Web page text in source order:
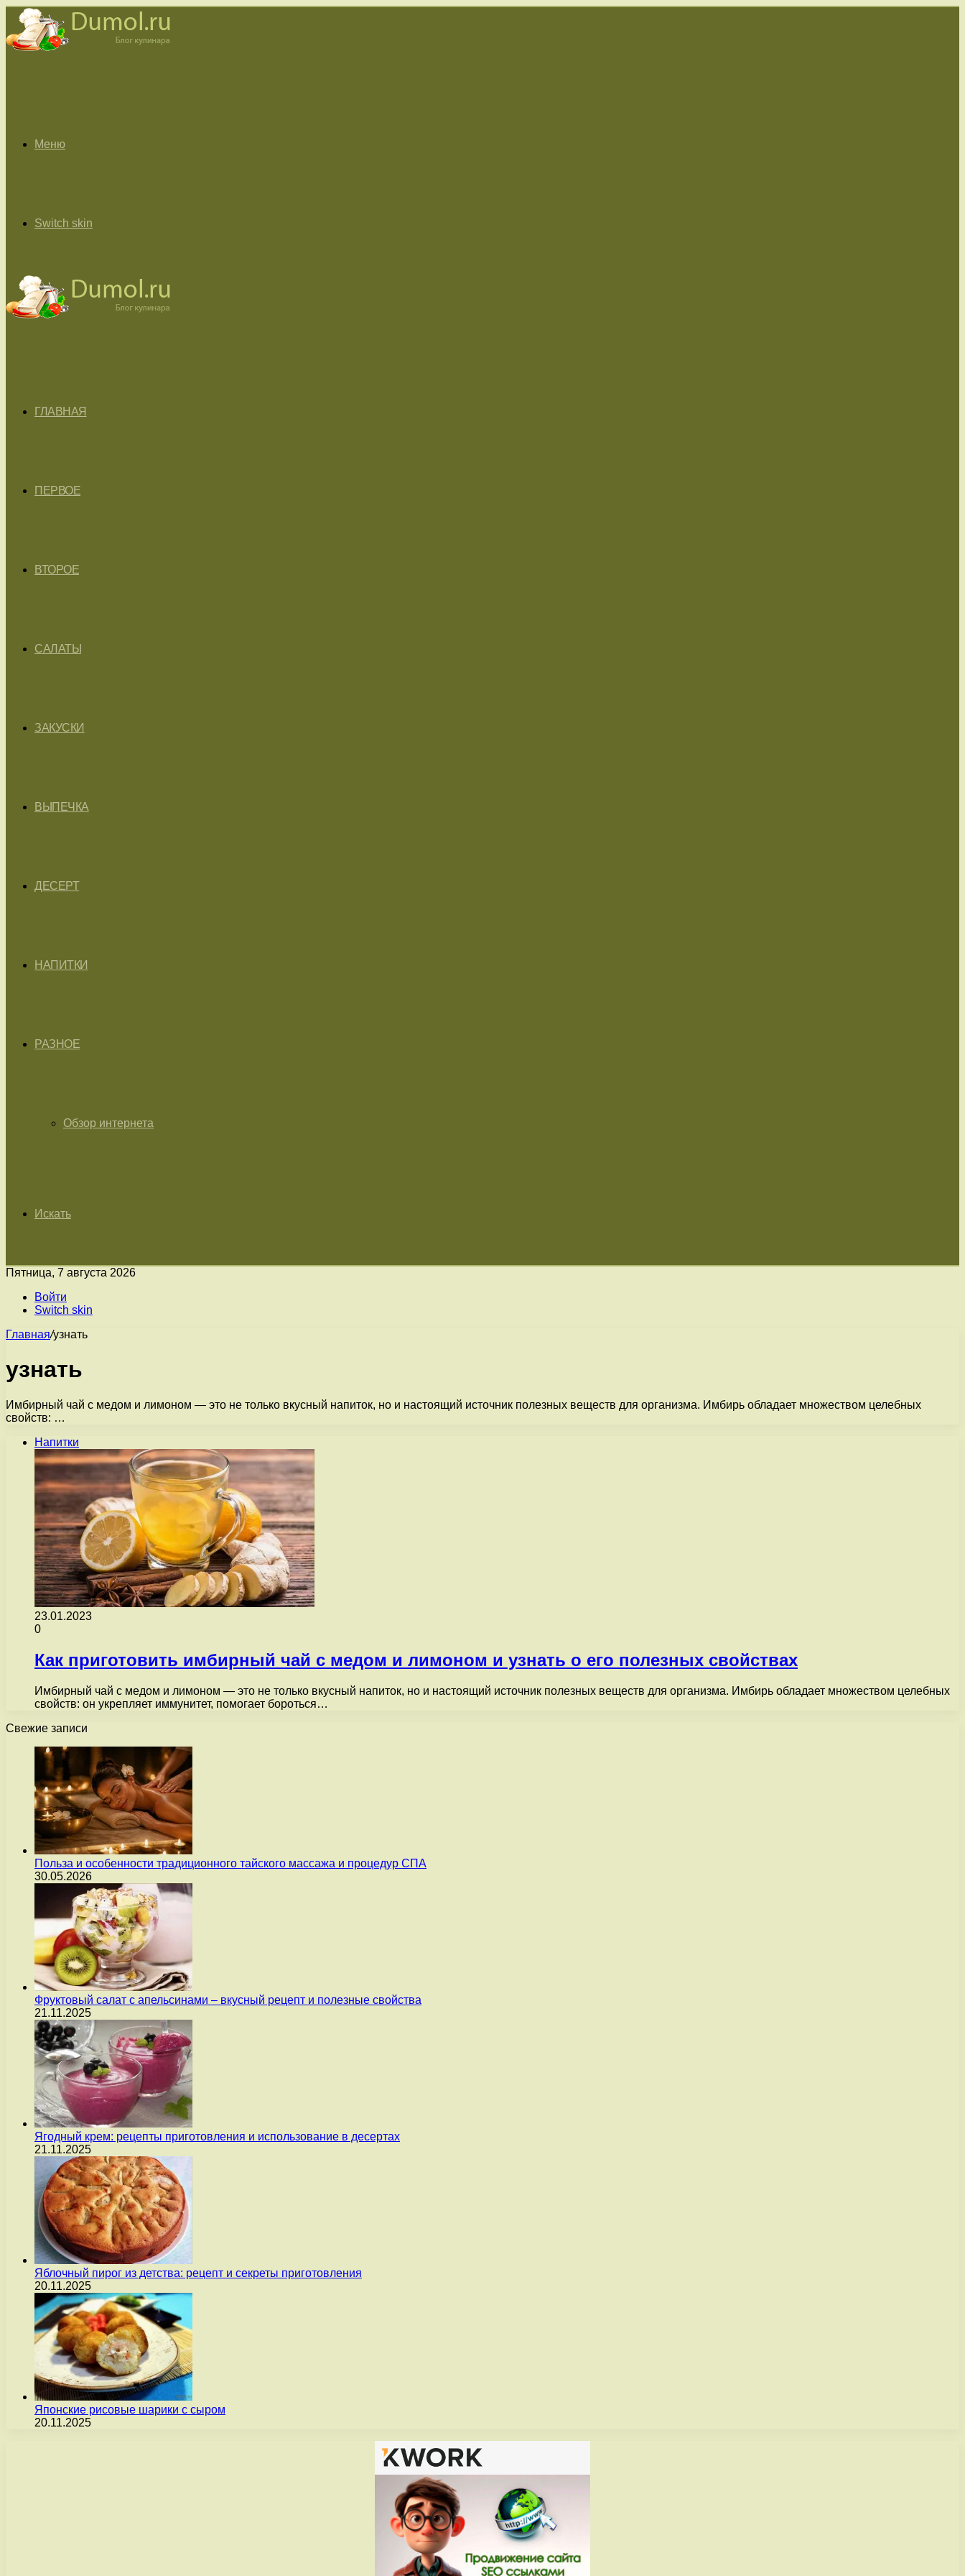
Меню
Switch skin
ГЛАВНАЯ
ПЕРВОЕ
ВТОРОЕ
САЛАТЫ
ЗАКУСКИ
ВЫПЕЧКА
ДЕСЕРТ
НАПИТКИ
РАЗНОЕ
Обзор интернета
Искать
Пятница, 7 августа 2026
Войти
Switch skin
Главная/узнать
узнать
Имбирный чай с медом и лимоном — это не только вкусный напиток, но и настоящий источник полезных веществ для организма. Имбирь обладает множеством целебных
свойств: …
Напитки
23.01.2023
0
Как приготовить имбирный чай с медом и лимоном и узнать о его полезных свойствах
Имбирный чай с медом и лимоном — это не только вкусный напиток, но и настоящий источник полезных веществ для организма. Имбирь обладает множеством целебных
свойств: он укрепляет иммунитет, помогает бороться…
Свежие записи
Польза и особенности традиционного тайского массажа и процедур СПА
30.05.2026
Фруктовый салат с апельсинами – вкусный рецепт и полезные свойства
21.11.2025
Ягодный крем: рецепты приготовления и использование в десертах
21.11.2025
Яблочный пирог из детства: рецепт и секреты приготовления
20.11.2025
Японские рисовые шарики с сыром
20.11.2025